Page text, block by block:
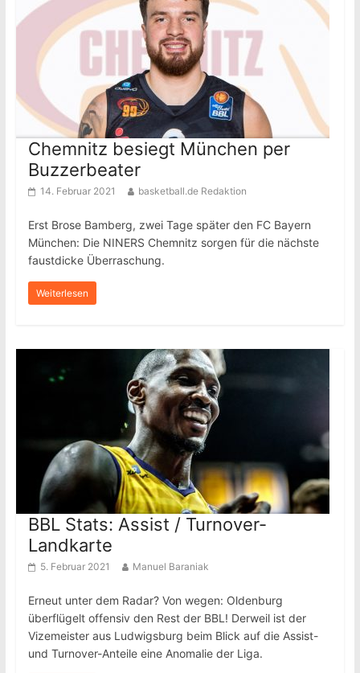
Chemnitz besiegt München per
Buzzerbeater
14. Februar 2021 basketball.de Redaktion
Erst Brose Bamberg, zwei Tage später den FC Bayern
München: Die NINERS Chemnitz sorgen für die nächste
faustdicke Überraschung.
Weiterlesen
BBL Stats: Assist / Turnover-
Landkarte
5. Februar 2021 Manuel Baraniak
Erneut unter dem Radar? Von wegen: Oldenburg
überflügelt offensiv den Rest der BBL! Derweil ist der
Vizemeister aus Ludwigsburg beim Blick auf die Assist-
und Turnover-Anteile eine Anomalie der Liga.